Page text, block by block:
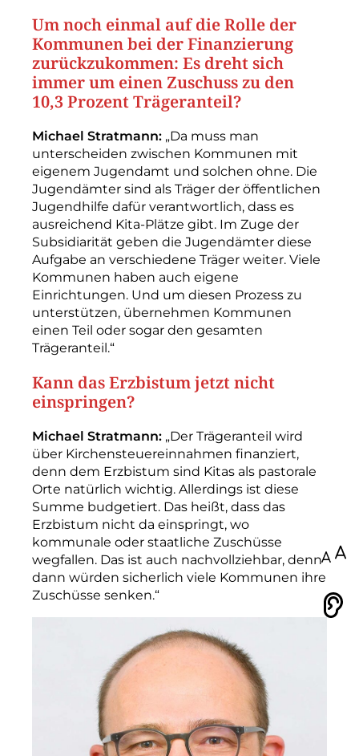
Um noch einmal auf die Rolle der
Kommunen bei der Finanzierung
zurückzukommen: Es dreht sich
immer um einen Zuschuss zu den
10,3 Prozent Trägeranteil?
Michael Stratmann: „Da muss man
unterscheiden zwischen Kommunen mit
eigenem Jugendamt und solchen ohne. Die
Jugendämter sind als Träger der öffentlichen
Jugendhilfe dafür verantwortlich, dass es
ausreichend Kita-­Plätze gibt. Im Zuge der
Subsidiarität geben die Jugendämter diese
Aufgabe an verschiedene Träger weiter. Viele
Kommunen haben auch eigene
Einrichtungen. Und um diesen Prozess zu
unterstützen, übernehmen Kommunen
einen Teil oder sogar den gesamten
Trägeranteil.“
Kann das Erzbistum jetzt nicht
einspringen?
Michael Stratmann: „Der Trägeranteil wird
über Kirchensteuereinnahmen finanziert,
denn dem Erzbistum sind Kitas als pastorale
Orte natürlich wichtig. Allerdings ist diese
Summe budgetiert. Das heißt, dass das
Erzbistum nicht da einspringt, wo
kommunale oder staatliche Zuschüsse
wegfallen. Das ist auch nachvollziehbar, denn
dann würden sicherlich viele Kommunen ihre
Zuschüsse senken.“
100